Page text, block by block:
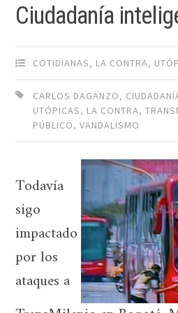
Ciudadanía
COTIDIANAS, LA CONTRA,
CARLOS DAGANZO,
UTÓPICAS, LA CONTRA,
PÚBLICO,VANDALISMO
Todavía
sigo
impactado
por los
ataques a